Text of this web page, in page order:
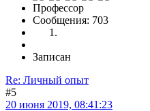
Профессор
Сообщения: 703
Записан
Re: Личный опыт
#5
20 июня 2019, 08:41:23